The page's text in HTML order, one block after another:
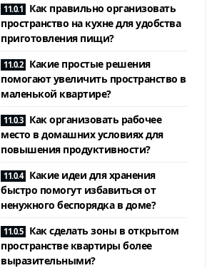
Как правильно организовать
пространство на кухне для удобства
приготовления пищи?
Какие простые решения
помогают увеличить пространство в
маленькой квартире?
Как организовать рабочее
место в домашних условиях для
повышения продуктивности?
Какие идеи для хранения
быстро помогут избавиться от
ненужного беспорядка в доме?
Как сделать зоны в открытом
пространстве квартиры более
выразительными?